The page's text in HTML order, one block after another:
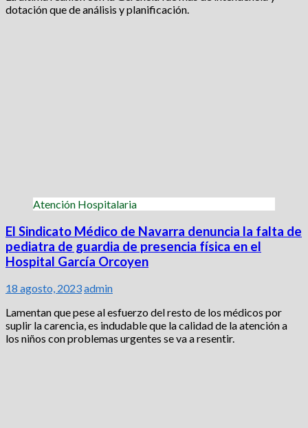
dotación que de análisis y planificación.
Atención Hospitalaria
El Sindicato Médico de Navarra denuncia la falta de
pediatra de guardia de presencia física en el
Hospital García Orcoyen
18 agosto, 2023admin
Lamentan que pese al esfuerzo del resto de los médicos por
suplir la carencia, es indudable que la calidad de la atención a
los niños con problemas urgentes se va a resentir.